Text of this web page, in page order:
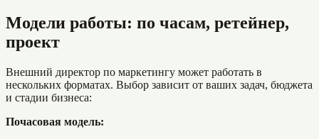
Модели работы: по часам, ретейнер,
проект
Внешний директор по маркетингу может работать в
нескольких форматах. Выбор зависит от ваших задач, бюджета
и стадии бизнеса:
Почасовая модель: